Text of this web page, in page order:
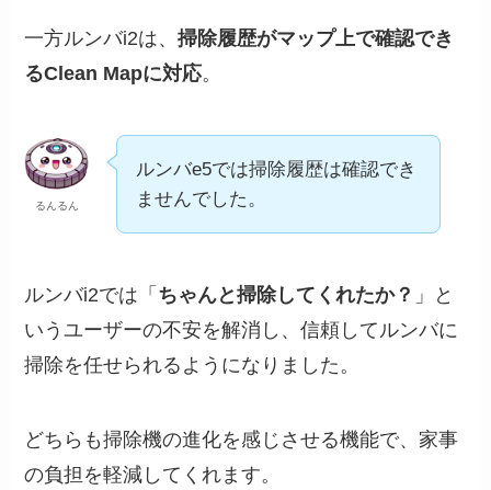
一方ルンバi2は、掃除履歴がマップ上で確認でき
るClean Mapに対応。
るんるん
ルンバe5では掃除履歴は確認でき
ませんでした。
ルンバi2では「 ちゃんと掃除してくれたか？ 」と
いうユーザーの不安を解消し、信頼してルンバに
掃除を任せられるようになりました。
どちらも掃除機の進化を感じさせる機能で、家事
の負担を軽減してくれます。